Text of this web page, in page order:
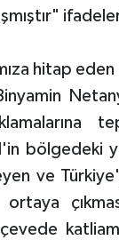
hitap
bölgedeki
ve